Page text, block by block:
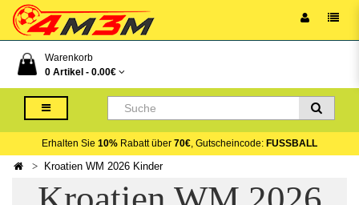
Warenkorb
0 Artikel - 0.00€
Erhalten Sie 10% Rabatt über 70€, Gutscheincode: FUSSBALL
Kroatien WM 2026 Kinder